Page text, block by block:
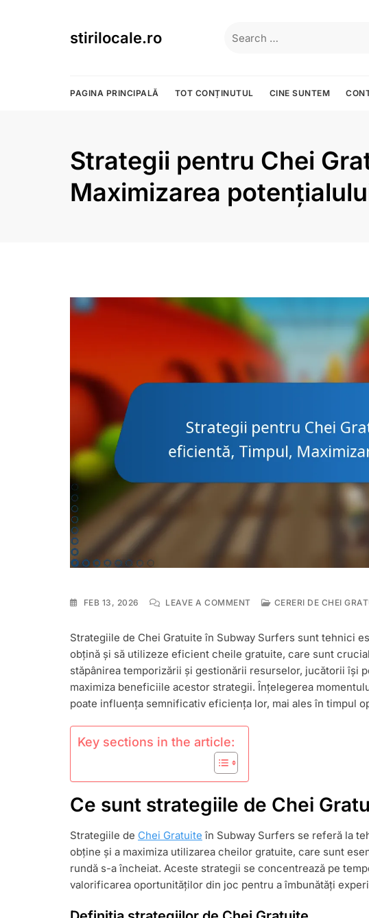
stirilocale.ro
for:
PAGINA PRINCIPALĂ TOT CONȚINUTUL CINE SUNTEM
Strategii pentru Chei
Maximizarea
FEB 13, 2026 LEAVE A COMMENTON
CHEI
GRATUITE:
UTILIZARE
EFICIENTĂ,
TIMPUL,
MAXIMIZAREA
CERERI DE CHEI
Strategiile de Chei Gratuite în Subway Surfers sunt tehnici
obțină și să utilizeze eficient cheile gratuite, care sunt
stăpânirea temporizării și gestionării resurselor, jucătorii își
maximiza beneficiile acestor strategii. Înțelegerea
poate influența semnificativ eficiența lor, mai ales în timpul
Key sections in the article:
Ce sunt strategiile de Chei
Strategiile de Chei Gratuite în Subway Surfers se referă la
obține și a maximiza utilizarea cheilor gratuite, care sunt
rundă s-a încheiat. Aceste strategii se concentrează pe
valorificarea oportunităților din joc pentru a îmbunătăți